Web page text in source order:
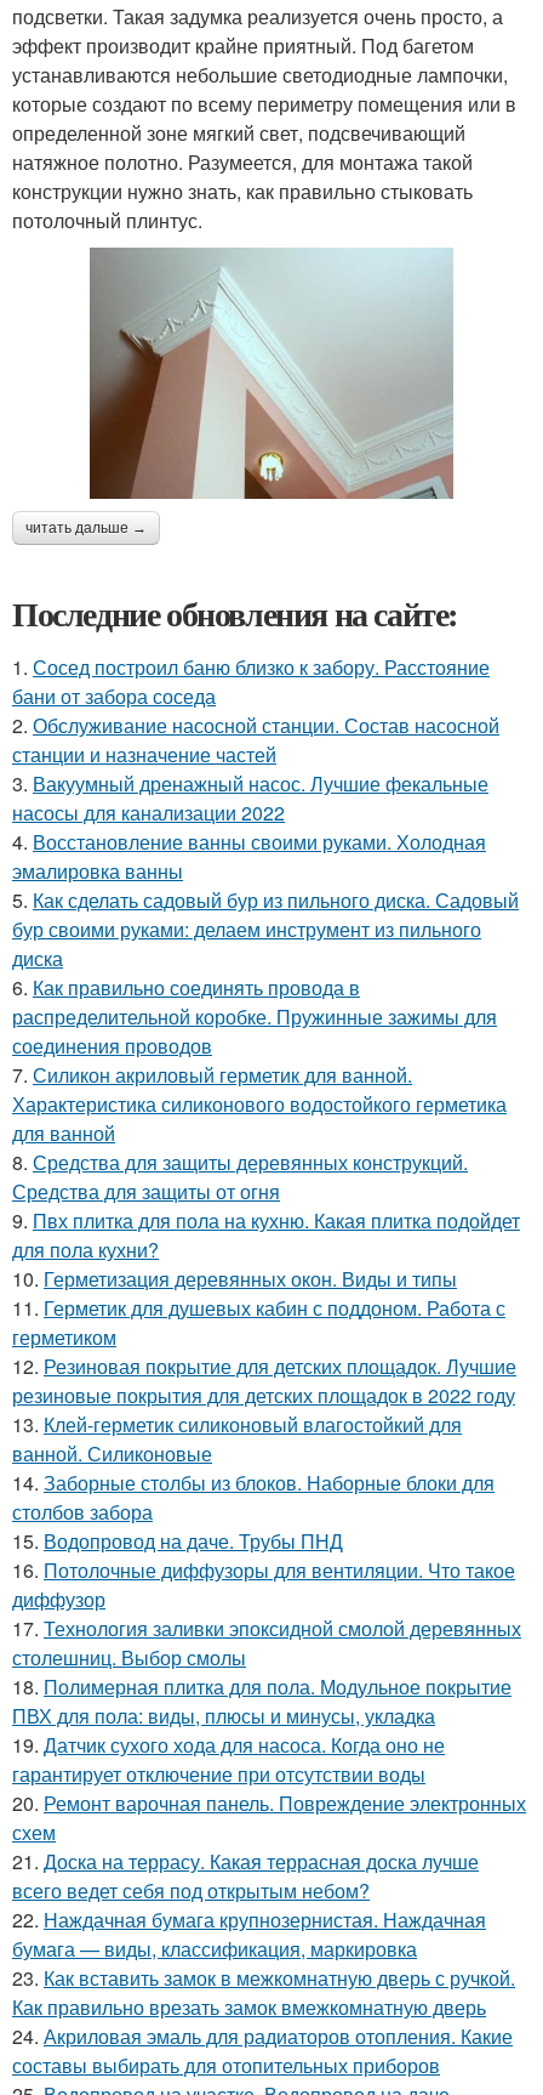
подсветки. Такая задумка реализуется очень просто, а
эффект производит крайне приятный. Под багетом
устанавливаются небольшие светодиодные лампочки,
которые создают по всему периметру помещения или в
определенной зоне мягкий свет, подсвечивающий
натяжное полотно. Разумеется, для монтажа такой
конструкции нужно знать, как правильно стыковать
потолочный плинтус.
читать дальше →
Последние обновления на сайте:
1. Сосед построил баню близко к забору. Расстояние
бани от забора соседа
2. Обслуживание насосной станции. Состав насосной
станции и назначение частей
3. Вакуумный дренажный насос. Лучшие фекальные
насосы для канализации 2022
4. Восстановление ванны своими руками. Холодная
эмалировка ванны
5. Как сделать садовый бур из пильного диска. Садовый
бур своими руками: делаем инструмент из пильного
диска
6. Как правильно соединять провода в
распределительной коробке. Пружинные зажимы для
соединения проводов
7. Силикон акриловый герметик для ванной.
Характеристика силиконового водостойкого герметика
для ванной
8. Средства для защиты деревянных конструкций.
Средства для защиты от огня
9. Пвх плитка для пола на кухню. Какая плитка подойдет
для пола кухни?
10. Герметизация деревянных окон. Виды и типы
11. Герметик для душевых кабин с поддоном. Работа с
герметиком
12. Резиновая покрытие для детских площадок. Лучшие
резиновые покрытия для детских площадок в 2022 году
13. Клей-герметик силиконовый влагостойкий для
ванной. Силиконовые
14. Заборные столбы из блоков. Наборные блоки для
столбов забора
15. Водопровод на даче. Трубы ПНД
16. Потолочные диффузоры для вентиляции. Что такое
диффузор
17. Технология заливки эпоксидной смолой деревянных
столешниц. Выбор смолы
18. Полимерная плитка для пола. Модульное покрытие
ПВХ для пола: виды, плюсы и минусы, укладка
19. Датчик сухого хода для насоса. Когда оно не
гарантирует отключение при отсутствии воды
20. Ремонт варочная панель. Повреждение электронных
схем
21. Доска на террасу. Какая террасная доска лучше
всего ведет себя под открытым небом?
22. Наждачная бумага крупнозернистая. Наждачная
бумага — виды, классификация, маркировка
23. Как вставить замок в межкомнатную дверь с ручкой.
Как правильно врезать замок вмежкомнатную дверь
24. Акриловая эмаль для радиаторов отопления. Какие
составы выбирать для отопительных приборов